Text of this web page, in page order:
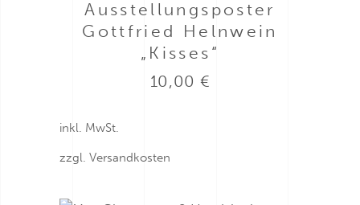
Ausstellungsposter
Gottfried Helnwein
„Kisses“
10,00 €
inkl. MwSt.
zzgl. Versandkosten